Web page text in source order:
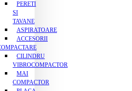
PERETI
SI
TAVANE
ASPIRATOARE
ACCESORII
CILINDRU
VIBROCOMPACTOR
MAI
COMPACTOR